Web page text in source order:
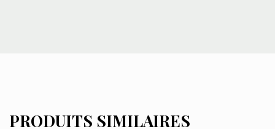
PRODUITS SIMILAIRES